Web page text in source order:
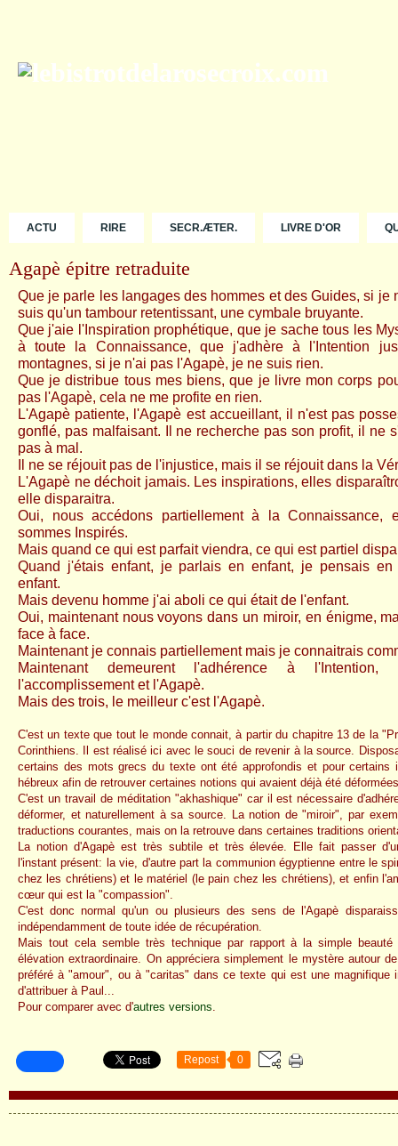
ACTU RIRE SECR.ÆTER. LIVRE D'OR
Agapè épitre retraduite
Que je parle les langages des hommes et des Guides, si je
suis qu'un tambour retentissant, une cymbale bruyante.
Que j'aie l'Inspiration prophétique, que je sache tous les
à toute la Connaissance, que j'adhère à l'Intention
montagnes, si je n'ai pas l'Agapè, je ne suis rien.
Que je distribue tous mes biens, que je livre mon corps
pas l'Agapè, cela ne me profite en rien.
L'Agapè patiente, l'Agapè est accueillant, il n'est pas
gonflé, pas malfaisant. Il ne recherche pas son profit, il ne
pas à mal.
Il ne se réjouit pas de l'injustice, mais il se réjouit dans la
L'Agapè ne déchoit jamais. Les inspirations, elles
elle disparaitra.
Oui, nous accédons partiellement à la Connaissance,
sommes Inspirés.
Mais quand ce qui est parfait viendra, ce qui est partiel
Quand j'étais enfant, je parlais en enfant, je pensais
enfant.
Mais devenu homme j'ai aboli ce qui était de l'enfant.
Oui, maintenant nous voyons dans un miroir, en énigme,
face à face.
Maintenant je connais partiellement mais je connaitrais
Maintenant demeurent l'adhérence à l'Intention,
l'accomplissement et l'Agapè.
Mais des trois, le meilleur c'est l'Agapè.
C'est un texte que tout le monde connait, à partir du chapitre 13 de la
Corinthiens. Il est réalisé ici avec le souci de revenir à la source.
certains des mots grecs du texte ont été approfondis et pour
hébreux afin de retrouver certaines notions qui avaient déjà été
C'est un travail de méditation "akhashique" car il est nécessaire
déformer, et naturellement à sa source. La notion de "miroir", par
traductions courantes, mais on la retrouve dans certaines traditions
La notion d'Agapè est très subtile et très élevée. Elle fait passer
l'instant présent: la vie, d'autre part la communion égyptienne entre le
chez les chrétiens) et le matériel (le pain chez les chrétiens), et enfin
cœur qui est la "compassion".
C'est donc normal qu'un ou plusieurs des sens de l'Agapè
indépendamment de toute idée de récupération.
Mais tout cela semble très technique par rapport à la simple
élévation extraordinaire. On appréciera simplement le mystère autour
préféré à "amour", ou à "caritas" dans ce texte qui est une magnifique
d'attribuer à Paul...
Pour comparer avec d'autres versions.
Repost 0